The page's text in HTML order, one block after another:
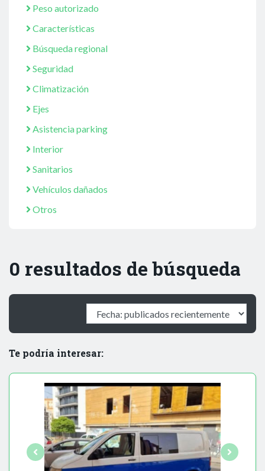
Peso autorizado
Características
Búsqueda regional
Seguridad
Climatización
Ejes
Asistencia parking
Interior
Sanitarios
Vehículos dañados
Otros
0 resultados de búsqueda
Te podría interesar: